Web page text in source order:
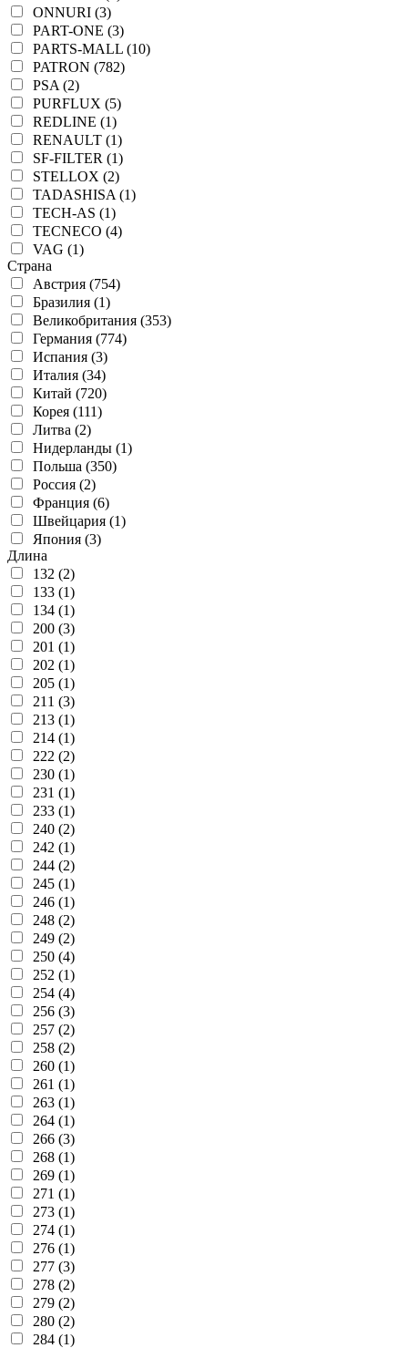
ONNURI (3)
PART-ONE (3)
PARTS-MALL (10)
PATRON (782)
PSA (2)
PURFLUX (5)
REDLINE (1)
RENAULT (1)
SF-FILTER (1)
STELLOX (2)
TADASHISA (1)
TECH-AS (1)
TECNECO (4)
VAG (1)
Страна
Австрия (754)
Бразилия (1)
Великобритания (353)
Германия (774)
Испания (3)
Италия (34)
Китай (720)
Корея (111)
Литва (2)
Нидерланды (1)
Польша (350)
Россия (2)
Франция (6)
Швейцария (1)
Япония (3)
Длина
132 (2)
133 (1)
134 (1)
200 (3)
201 (1)
202 (1)
205 (1)
211 (3)
213 (1)
214 (1)
222 (2)
230 (1)
231 (1)
233 (1)
240 (2)
242 (1)
244 (2)
245 (1)
246 (1)
248 (2)
249 (2)
250 (4)
252 (1)
254 (4)
256 (3)
257 (2)
258 (2)
260 (1)
261 (1)
263 (1)
264 (1)
266 (3)
268 (1)
269 (1)
271 (1)
273 (1)
274 (1)
276 (1)
277 (3)
278 (2)
279 (2)
280 (2)
284 (1)